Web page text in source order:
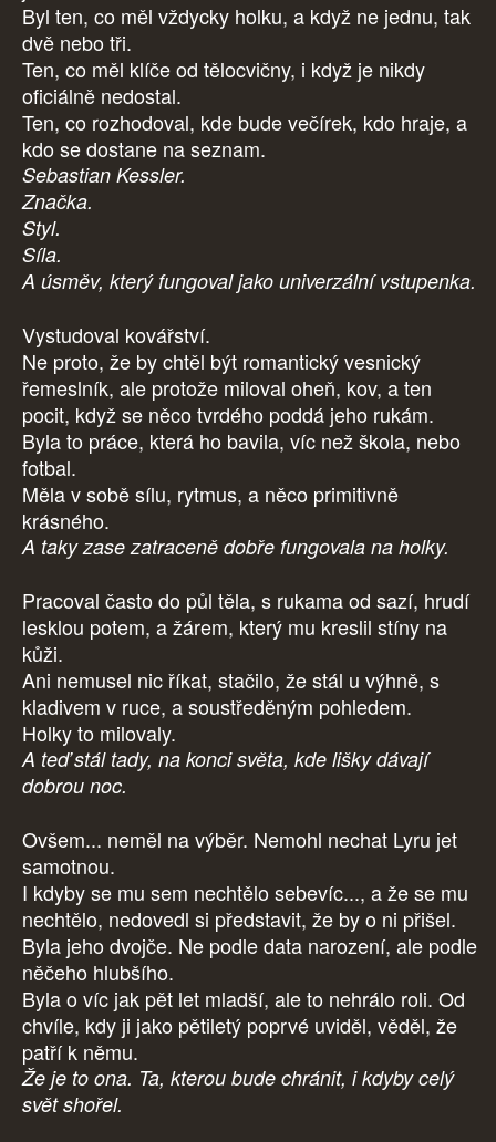
Byl ten, co měl vždycky holku, a když ne jednu, tak
dvě nebo tři.
Ten, co měl klíče od tělocvičny, i když je nikdy
oficiálně nedostal.
Ten, co rozhodoval, kde bude večírek, kdo hraje, a
kdo se dostane na seznam.
Sebastian Kessler.
Značka.
Styl.
Síla.
A úsměv, který fungoval jako univerzální vstupenka.
Vystudoval kovářství.
Ne proto, že by chtěl být romantický vesnický
řemeslník, ale protože miloval oheň, kov, a ten
pocit, když se něco tvrdého poddá jeho rukám.
Byla to práce, která ho bavila, víc než škola, nebo
fotbal.
Měla v sobě sílu, rytmus, a něco primitivně
krásného.
A taky zase zatraceně dobře fungovala na holky.
Pracoval často do půl těla, s rukama od sazí, hrudí
lesklou potem, a žárem, který mu kreslil stíny na
kůži.
Ani nemusel nic říkat, stačilo, že stál u výhně, s
kladivem v ruce, a soustředěným pohledem.
Holky to milovaly.
A teď stál tady, na konci světa, kde lišky dávají
dobrou noc.
Ovšem... neměl na výběr. Nemohl nechat Lyru jet
samotnou.
I kdyby se mu sem nechtělo sebevíc..., a že se mu
nechtělo, nedovedl si představit, že by o ni přišel.
Byla jeho dvojče. Ne podle data narození, ale podle
něčeho hlubšího.
Byla o víc jak pět let mladší, ale to nehrálo roli. Od
chvíle, kdy ji jako pětiletý poprvé uviděl, věděl, že
patří k němu.
Že je to ona. Ta, kterou bude chránit, i kdyby celý
svět shořel.